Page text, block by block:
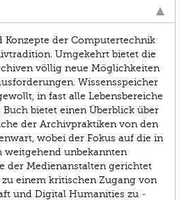
Konzepte der Computertechnik
Umgekehrt bietet die
völlig neue Möglichkeiten
Wissensspeicher
in fast alle Lebensbereiche
bietet einen Überblick über
der Archivpraktiken von den
wobei der Fokus auf die in
weitgehend unbekannten
der Medien­anstalten gerichtet
einem kritischen Zugang von
und Digital Humanities zu